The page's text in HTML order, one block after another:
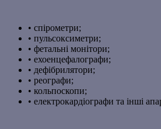
• спірометри;
• пульсоксиметри;
• фетальні монітори;
• ехоенцефалографи;
• дефібрилятори;
• реографи;
• кольпоскопи;
• електрокардіографи та інші